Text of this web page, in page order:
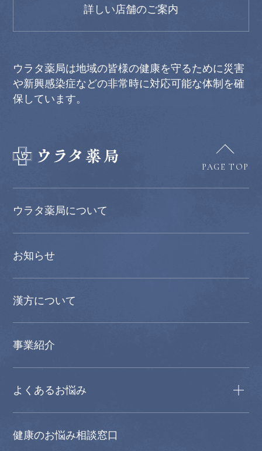
詳しい店舗のご案内
ウラタ薬局は地域の皆様の健康を守るために災害
や新興感染症などの非常時に対応可能な体制を確
保しています。
PAGE TOP
ウラタ薬局について
お知らせ
漢方について
事業紹介
よくあるお悩み
健康のお悩み相談窓口